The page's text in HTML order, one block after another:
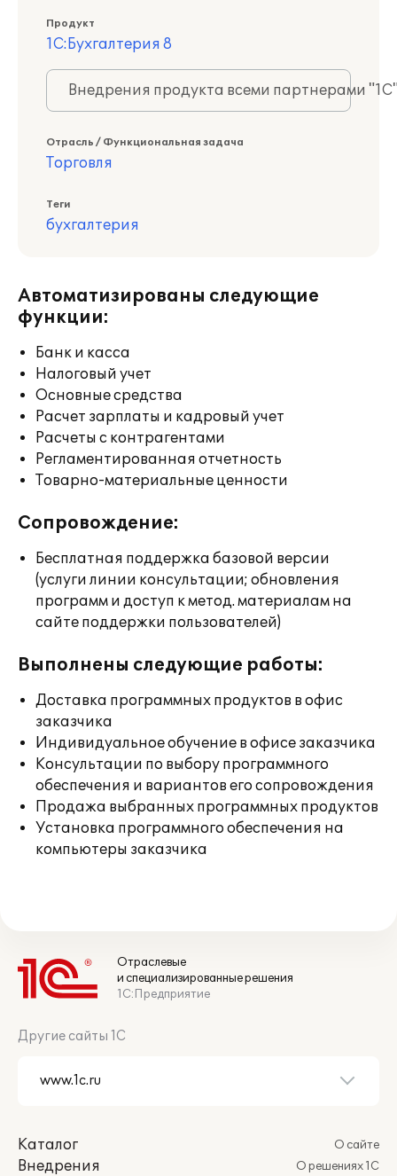
Продукт
1С:Бухгалтерия 8
Внедрения продукта всеми партнерами
Отрасль / Функциональная задача
Торговля
Теги
бухгалтерия
Автоматизированы следующие
функции:
Банк и касса
Налоговый учет
Основные средства
Расчет зарплаты и кадровый учет
Расчеты с контрагентами
Регламентированная отчетность
Товарно-материальные ценности
Сопровождение:
Бесплатная поддержка базовой версии
(услуги линии консультации; обновления
программ и доступ к метод. материалам на
сайте поддержки пользователей)
Выполнены следующие работы:
Доставка программных продуктов в офис
заказчика
Индивидуальное обучение в офисе заказчика
Консультации по выбору программного
обеспечения и вариантов его сопровождения
Продажа выбранных программных продуктов
Установка программного обеспечения на
компьютеры заказчика
Отраслевые
и специализированные решения
1С:Предприятие
Другие сайты 1С
Каталог
Внедрения
О сайте
О решениях 1С